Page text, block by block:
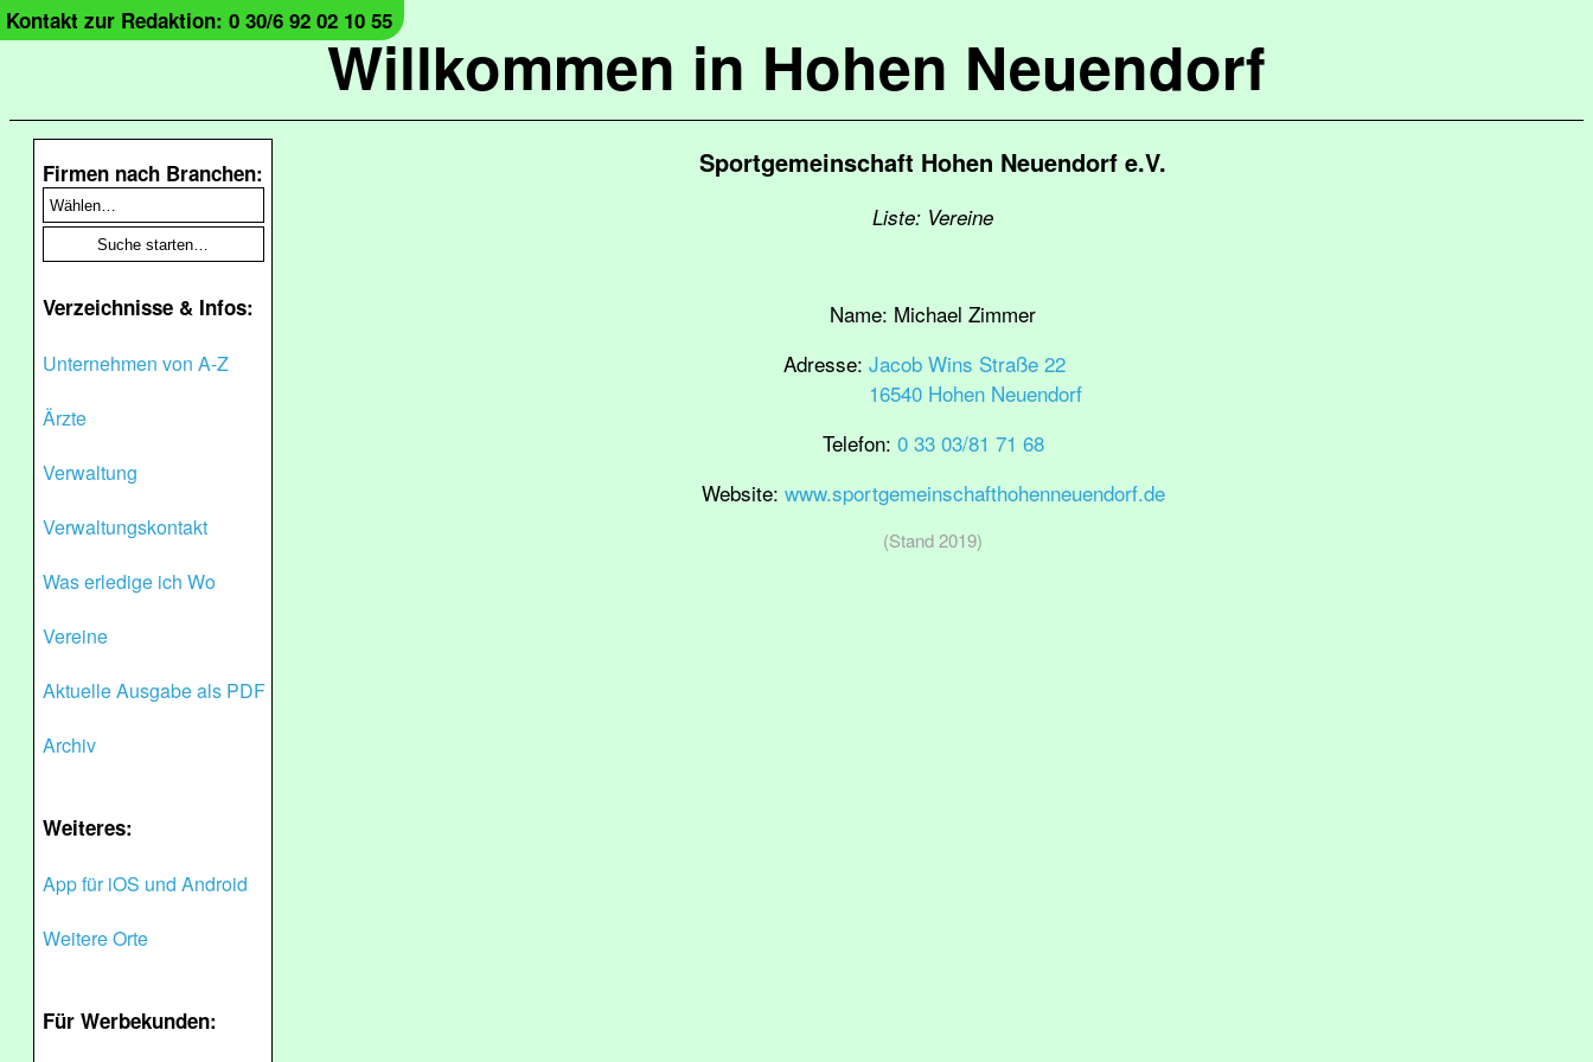
Willkommen in Hohen Neuendorf
Kontakt zur Redaktion: 0 30/6 92 02 10 55
Firmen nach Branchen:
Verzeichnisse & Infos:
Unternehmen von A-Z
Ärzte
Verwaltung
Verwaltungskontakt
Was erledige ich Wo
Vereine
Aktuelle Ausgabe als PDF
Archiv
Weiteres:
App für iOS und Android
Weitere Orte
Für Werbekunden:
Sportgemeinschaft Hohen Neuendorf e.V.
Liste: Vereine
Name: Michael Zimmer
Adresse: Jacob Wins Straße 22
16540 Hohen Neuendorf
Telefon: 0 33 03/81 71 68
Website: www.sportgemeinschafthohenneuendorf.de
(Stand 2019)